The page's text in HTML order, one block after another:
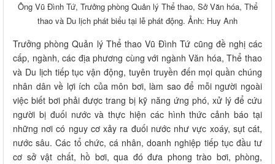
Ông Vũ Đình Tứ, Trưởng phòng Quản lý Thể thao, Sở Văn hóa, Thể
thao và Du lịch phát biểu tại lễ phát động. Ảnh: Huy Anh
Trưởng phòng Quản lý Thể thao Vũ Đình Tứ cũng đề nghị các
cấp, ngành, các địa phương cùng với ngành Văn hóa, Thể thao
và Du lịch tiếp tục vận động, tuyên truyền đến mọi quần chúng
nhân dân về lợi ích của môn bơi, làm sao để mỗi người ngoài
việc biết bơi phải được trang bị kỹ năng ứng phó, xử lý để cứu
người bị đuối nước và thực hiện các hình thức cảnh báo tại
những nơi có nguy cơ xảy ra đuối nước như vực xoáy, sụt cát,
nước sâu. Các tổ chức, cá nhân, doanh nghiệp tiếp tục đầu tư
cơ sở vật chất, hồ bơi, qua đó đưa phong trào bơi, phòng,